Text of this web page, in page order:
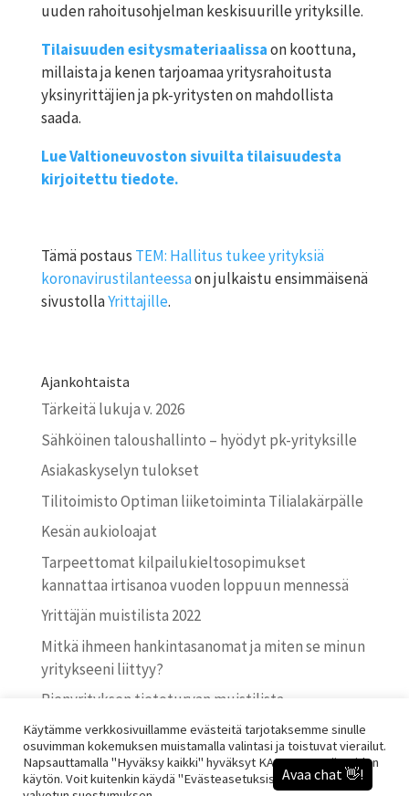
uuden rahoitusohjelman keskisuurille yrityksille.
Tilaisuuden esitysmateriaalissaon koottuna,
millaista ja kenen tarjoamaa yritysrahoitusta
yksinyrittäjien ja pk-yritysten on mahdollista
saada.
Lue Valtioneuvoston sivuilta tilaisuudesta
kirjoitettu tiedote.
Tämä postaus TEM: Hallitus tukee yrityksiä
koronavirustilanteessaon julkaistu ensimmäisenä
sivustollaYrittajille.
Ajankohtaista
Tärkeitä lukuja v. 2026
Sähköinen taloushallinto – hyödyt pk-yrityksille
Asiakaskyselyn tulokset
Tilitoimisto Optiman liiketoiminta Tilialakärpälle
Kesän aukioloajat
Tarpeettomat kilpailu­kielto­sopimukset
kannattaa irtisanoa vuoden loppuun mennessä
Yrittäjän muistilista 2022
Mitkä ihmeen hankintasanomat ja miten se minun
yritykseeni liittyy?
Pienyrityksen tietoturvan muistilista
Katso-valtuuksien käyttö Verohallinnonkin
palveluissa päättyy 31.8.2021
Käytämme verkkosivuillamme evästeitä tarjotaksemme sinulle
osuvimman kokemuksen muistamalla valintasi ja toistuvat vierailut.
Napsauttamalla "Hyväksy kaikki" hyväksyt KAIKKIEN evästeiden
käytön. Voit kuitenkin käydä "Evästeasetuksissa" antaaksesi